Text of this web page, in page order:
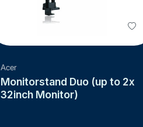
Acer
Monitorstand Duo (up to 2x
32inch Monitor)